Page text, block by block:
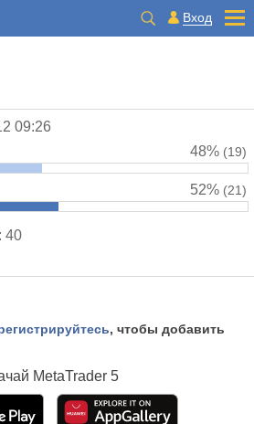
Вход
09:26
48% (19)
52% (21)
40
, чтобы добавить
MetaTrader 5